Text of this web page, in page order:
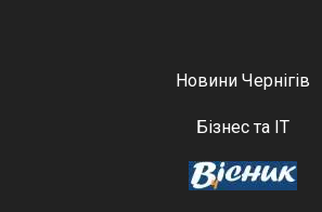
Новини Чернігів
Бізнес та ІТ